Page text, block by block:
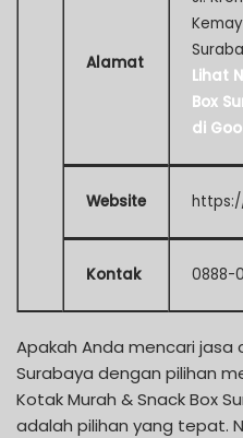
Alamat
Lihat
Box
di
Website
Kontak 0888-
Apakah Anda mencari
Surabaya dengan pilihan
Kotak Murah & Snack Box
adalah pilihan yang tepat.